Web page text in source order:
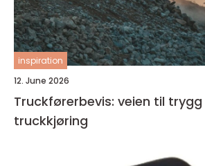
inspiration
12. June 2026
Truckførerbevis: veien til
truckkjøring